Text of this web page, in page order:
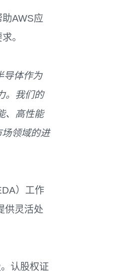
AWS应
。
导体作为
。我们的
、高性能
领域的进
）工作
供灵活处
认股权证